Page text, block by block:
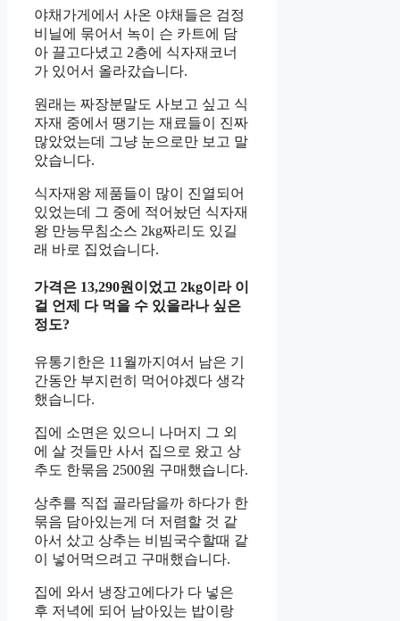
야채가게에서 사온 야채들은 검정
비닐에 묶어서 녹이 슨 카트에 담
아 끌고다녔고 2층에 식자재코너
가 있어서 올라갔습니다.
원래는 짜장분말도 사보고 싶고 식
자재 중에서 땡기는 재료들이 진짜
많았었는데 그냥 눈으로만 보고 말
았습니다.
식자재왕 제품들이 많이 진열되어
있었는데 그 중에 적어놨던 식자재
왕 만능무침소스 2kg짜리도 있길
래 바로 집었습니다.
가격은 13,290원이었고 2kg이라 이
걸 언제 다 먹을 수 있을라나 싶은
정도?
유통기한은 11월까지여서 남은 기
간동안 부지런히 먹어야겠다 생각
했습니다.
집에 소면은 있으니 나머지 그 외
에 살 것들만 사서 집으로 왔고 상
추도 한묶음 2500원 구매했습니다.
상추를 직접 골라담을까 하다가 한
묶음 담아있는게 더 저렴할 것 같
아서 샀고 상추는 비빔국수할때 같
이 넣어먹으려고 구매했습니다.
집에 와서 냉장고에다가 다 넣은
후 저녁에 되어 남아있는 밥이랑